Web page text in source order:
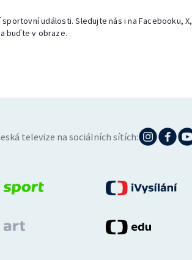
události. Sledujte nás i na Facebooku, X,
buďte v obraze.
televize na sociálních sítích: